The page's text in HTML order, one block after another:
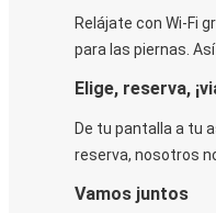
Relájate con Wi-Fi
para las piernas.
Elige, reserva,
De tu pantalla a tu
reserva, nosotros
Vamos juntos